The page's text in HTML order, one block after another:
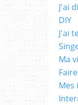
J'ai
DIY
J'ai
Ma
Mes